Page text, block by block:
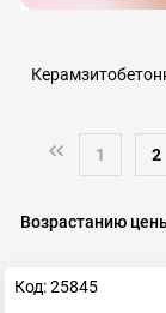
М-35
Двухпустотные
1 2
Возрастанию
Код: 25845